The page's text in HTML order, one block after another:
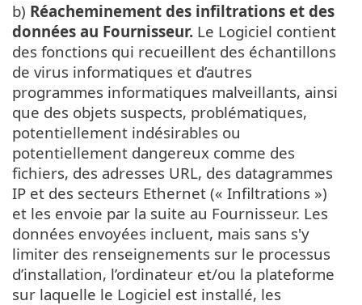
b) Réacheminement des infiltrations et des
données au Fournisseur. Le Logiciel contient
des fonctions qui recueillent des échantillons
de virus informatiques et d’autres
programmes informatiques malveillants, ainsi
que des objets suspects, problématiques,
potentiellement indésirables ou
potentiellement dangereux comme des
fichiers, des adresses URL, des datagrammes
IP et des secteurs Ethernet (« Infiltrations »)
et les envoie par la suite au Fournisseur. Les
données envoyées incluent, mais sans s'y
limiter des renseignements sur le processus
d’installation, l’ordinateur et/ou la plateforme
sur laquelle le Logiciel est installé, les